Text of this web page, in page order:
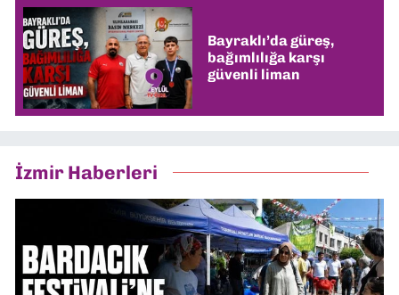
Bayraklı’da güreş,
bağımlılığa karşı
güvenli liman
İzmir Haberleri